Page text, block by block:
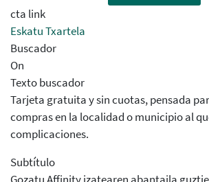
cta link
Eskatu Txartela
Buscador
On
Texto buscador
Tarjeta gratuita y sin cuotas, pensada
compras en la localidad o municipio al
complicaciones.
Subtítulo